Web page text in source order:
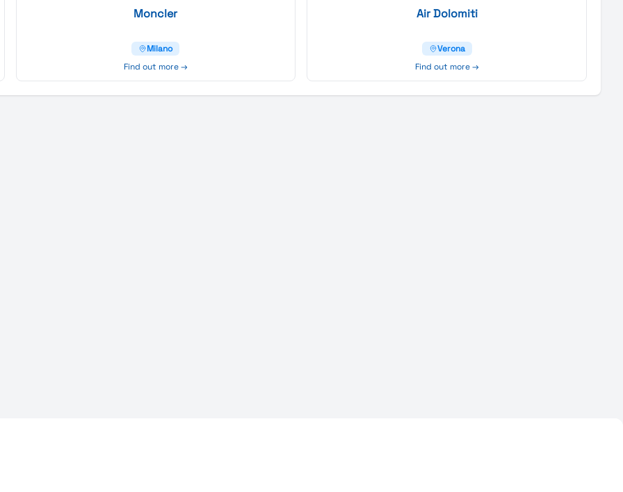
Moncler
Milano
Find out more →
AirDolomiti
Verona
Find out more →